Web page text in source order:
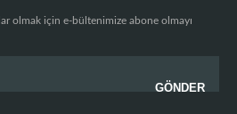
olmak için e-bültenimize abone olmayı